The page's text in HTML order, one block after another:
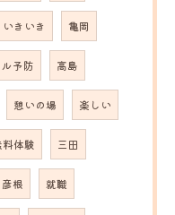
いきいき 亀岡
予防 高島
憩いの場 楽しい
料体験 三田
彦根 就職